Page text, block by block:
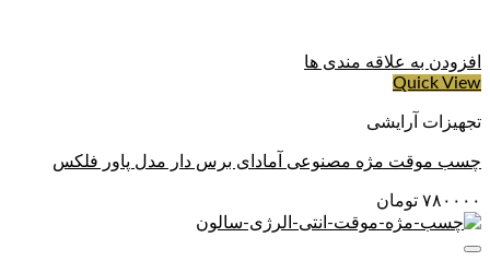
افزودن به علاقه مندی ها
Quick View
تجهیزات آرایشی
چسب موقت مژه مصنوعی آمادای برس دار مدل پاور فلکس
۷۸۰۰۰۰ تومان